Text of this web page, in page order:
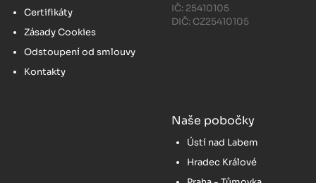
Certifikáty
Zásady Cookies
Odstoupení od smlouvy
Kontakty
IČ: 25410105
DIČ: CZ25410105
Naše pobočky
Ústí nad Labem
Hradec Králové